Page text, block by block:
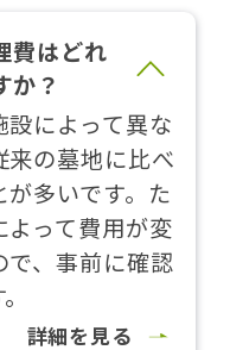
費はどれ
か？
によって異な
来の墓地に比べ
多いです。た
って費用が変
、事前に確認
詳細を見る